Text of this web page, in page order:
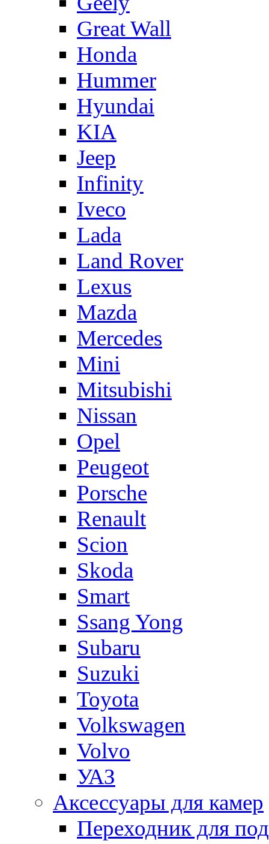
Great Wall
Honda
Hummer
Hyundai
KIA
Jeep
Infinity
Iveco
Lada
Land Rover
Lexus
Mazda
Mercedes
Mini
Mitsubishi
Nissan
Opel
Peugeot
Porsche
Renault
Scion
Skoda
Smart
Ssang Yong
Subaru
Suzuki
Toyota
Volkswagen
Volvo
УАЗ
Аксессуары для камер
Переходник для